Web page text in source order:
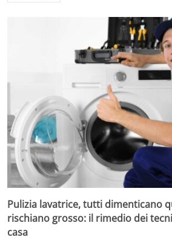
Pulizia lavatrice, tutti dimenticano
rischiano grosso: il rimedio dei
casa